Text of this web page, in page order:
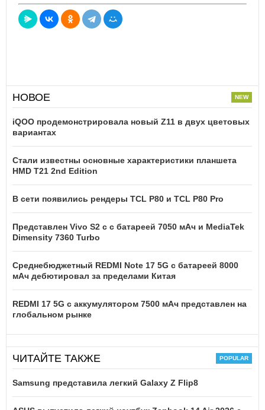
НОВОЕ
iQOO продемонстрировала новый Z11 в двух цветовых
вариантах
Стали известны основные характеристики планшета
HMD T21 2nd Edition
В сети появились рендеры TCL P80 и TCL P80 Pro
Представлен Vivo S2 с с батареей 7050 мАч и MediaTek
Dimensity 7360 Turbo
Среднебюджетный REDMI Note 17 5G с батареей 8000
мАч дебютировал за пределами Китая
REDMI 17 5G c аккумулятором 7500 мАч представлен на
глобальном рынке
ЧИТАЙТЕ ТАКЖЕ
Samsung представила легкий Galaxy Z Flip8